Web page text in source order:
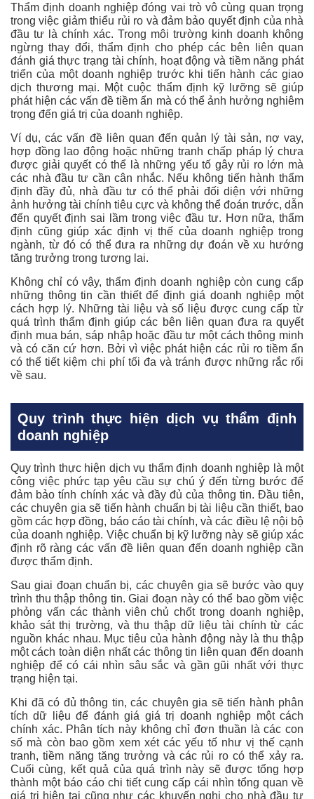
Thẩm định doanh nghiệp đóng vai trò vô cùng quan trọng
trong việc giảm thiểu rủi ro và đảm bảo quyết định của nhà
đầu tư là chính xác. Trong môi trường kinh doanh không
ngừng thay đổi, thẩm định cho phép các bên liên quan
đánh giá thực trạng tài chính, hoạt động và tiềm năng phát
triển của một doanh nghiệp trước khi tiến hành các giao
dịch thương mại. Một cuộc thẩm định kỹ lưỡng sẽ giúp
phát hiện các vấn đề tiềm ẩn mà có thể ảnh hưởng nghiêm
trọng đến giá trị của doanh nghiệp.
Ví dụ, các vấn đề liên quan đến quản lý tài sản, nợ vay,
hợp đồng lao động hoặc những tranh chấp pháp lý chưa
được giải quyết có thể là những yếu tố gây rủi ro lớn mà
các nhà đầu tư cần cân nhắc. Nếu không tiến hành thẩm
định đầy đủ, nhà đầu tư có thể phải đối diện với những
ảnh hưởng tài chính tiêu cực và không thể đoán trước, dẫn
đến quyết định sai lầm trong việc đầu tư. Hơn nữa, thẩm
định cũng giúp xác định vị thế của doanh nghiệp trong
ngành, từ đó có thể đưa ra những dự đoán về xu hướng
tăng trưởng trong tương lai.
Không chỉ có vậy, thẩm định doanh nghiệp còn cung cấp
những thông tin cần thiết để định giá doanh nghiệp một
cách hợp lý. Những tài liệu và số liệu được cung cấp từ
quá trình thẩm định giúp các bên liên quan đưa ra quyết
định mua bán, sáp nhập hoặc đầu tư một cách thông minh
và có căn cứ hơn. Bởi vì việc phát hiện các rủi ro tiềm ẩn
có thể tiết kiệm chi phí tối đa và tránh được những rắc rối
về sau.
Quy trình thực hiện dịch vụ thẩm định
doanh nghiệp
Quy trình thực hiện dịch vụ thẩm định doanh nghiệp là một
công việc phức tạp yêu cầu sự chú ý đến từng bước để
đảm bảo tính chính xác và đầy đủ của thông tin. Đầu tiên,
các chuyên gia sẽ tiến hành chuẩn bị tài liệu cần thiết, bao
gồm các hợp đồng, báo cáo tài chính, và các điều lệ nội bộ
của doanh nghiệp. Việc chuẩn bị kỹ lưỡng này sẽ giúp xác
định rõ ràng các vấn đề liên quan đến doanh nghiệp cần
được thẩm định.
Sau giai đoạn chuẩn bị, các chuyên gia sẽ bước vào quy
trình thu thập thông tin. Giai đoạn này có thể bao gồm việc
phỏng vấn các thành viên chủ chốt trong doanh nghiệp,
khảo sát thị trường, và thu thập dữ liệu tài chính từ các
nguồn khác nhau. Mục tiêu của hành động này là thu thập
một cách toàn diện nhất các thông tin liên quan đến doanh
nghiệp để có cái nhìn sâu sắc và gần gũi nhất với thực
trạng hiện tại.
Khi đã có đủ thông tin, các chuyên gia sẽ tiến hành phân
tích dữ liệu để đánh giá giá trị doanh nghiệp một cách
chính xác. Phân tích này không chỉ đơn thuần là các con
số mà còn bao gồm xem xét các yếu tố như vị thế cạnh
tranh, tiềm năng tăng trưởng và các rủi ro có thể xảy ra.
Cuối cùng, kết quả của quá trình này sẽ được tổng hợp
thành một báo cáo chi tiết cung cấp cái nhìn tổng quan về
giá trị hiện tại cũng như các khuyến nghị cho nhà đầu tư